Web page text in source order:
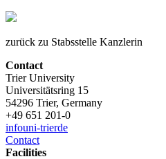
zurück zu Stabsstelle Kanzlerin
Contact
Trier University
Universitätsring 15
54296 Trier, Germany
+49 651 201-0
infouni-trierde
Contact
Facilities